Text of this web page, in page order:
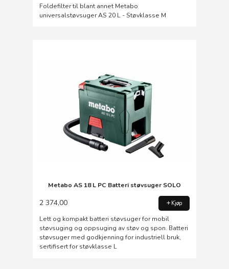
Foldefilter til blant annet Metabo
universalstøvsuger AS 20 L - Støvklasse M
Metabo AS 18 L PC Batteri støvsuger SOLO
2 374,00 Kjøp
Lett og kompakt batteri støvsuger for mobil
støvsuging og oppsuging av støv og spon. Batteri
støvsuger med godkjenning for industriell bruk,
sertifisert for støvklasse L